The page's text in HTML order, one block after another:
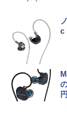
c
円